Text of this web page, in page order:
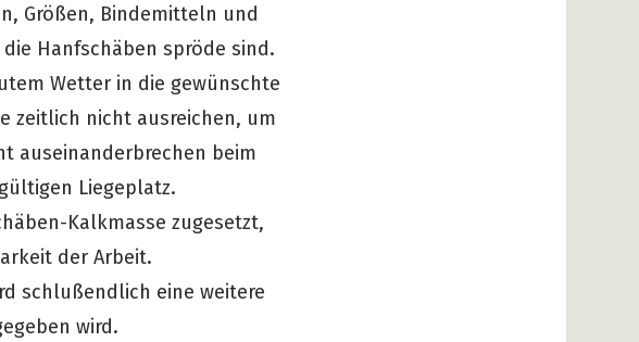
Größen, Bindemitteln und
Hanfschäben spröde sind.
Wetter in die gewünschte
zeitlich nicht ausreichen, um
auseinanderbrechen beim
Liegeplatz.
Kalkmasse zugesetzt,
der Arbeit.
schlußendlich eine weitere
wird.